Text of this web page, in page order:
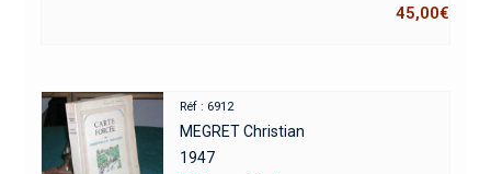
45,00€
Réf : 6912
MEGRET Christian
1947